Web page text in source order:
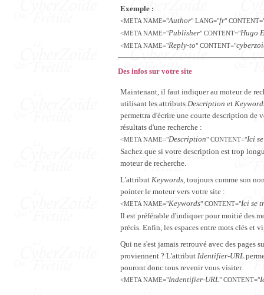
Exemple :
<META NAME="Author" LANG="fr"
<META NAME="Publisher" CONTENT="Hugo
<META NAME="Reply-to" CONTENT="
Des infos sur votre site
Maintenant, il faut indiquer au moteur de
utilisant les attributs Description et
permettra d'écrire une courte description de
résultats d'une recherche :
<META NAME="Description" CONTENT="Ici
Sachez que si votre description est trop
moteur de recherche.
L'attribut Keywords , toujours comme son
pointer le moteur vers votre site :
<META NAME="Keywords" CONTENT="Ici se
Il est préférable d'indiquer pour moitié des
précis. Enfin, les espaces entre mots clés et
Qui ne s'est jamais retrouvé avec des pages
proviennent ? L'attribut Identifier-URL
pouront donc tous revenir vous visiter.
<META NAME="Indentifier-URL" CONTENT="